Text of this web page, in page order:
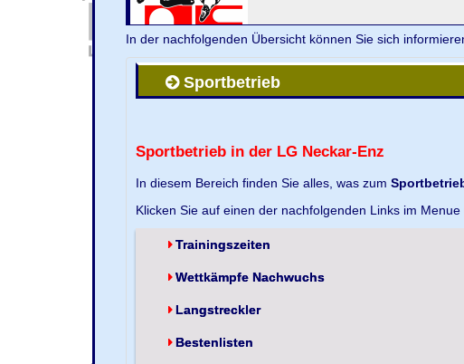
In der nachfolgenden Übersicht können Sie sich
Sportbetrieb
Sportbetrieb in der LG Neckar-Enz
In diesem Bereich finden Sie alles, was zum
Klicken Sie auf einen der nachfolgenden Links im
Trainingszeiten
Wettkämpfe Nachwuchs
Langstreckler
Bestenlisten